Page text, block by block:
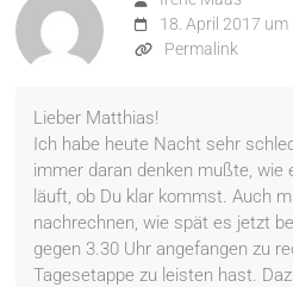
18. April 2017 um
Permalink
Lieber Matthias!
Ich habe heute Nacht sehr
immer daran denken mußte, wie
läuft, ob Du klar kommst. Auch
nachrechnen, wie spät es jetzt
gegen 3.30 Uhr angefangen zu
Tagesetappe zu leisten hast.